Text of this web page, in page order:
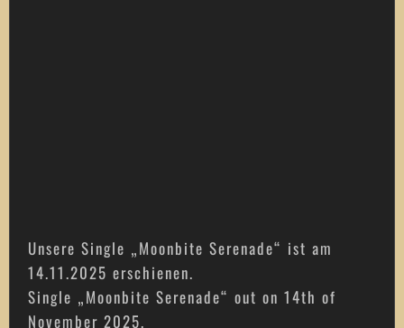
Unsere Single „Moonbite Serenade“ ist am
14.11.2025 erschienen.
Single „Moonbite Serenade“ out on 14th of
November 2025.